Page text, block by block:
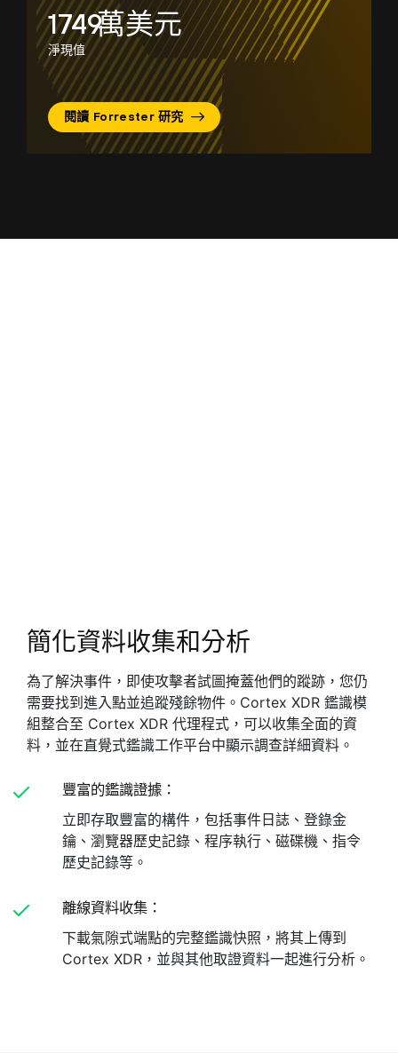
2614萬美元
淨現值
閱讀 Forrester 研究
簡化資料收集和分析
為了解決事件，即使攻擊者試圖掩蓋他們的蹤跡，您仍
需要找到進入點並追蹤殘餘物件。Cortex XDR 鑑識模
組整合至 Cortex XDR 代理程式，可以收集全面的資
料，並在直覺式鑑識工作平台中顯示調查詳細資料。
豐富的鑑識證據：
立即存取豐富的構件，包括事件日誌、登錄金
鑰、瀏覽器歷史記錄、程序執行、磁碟機、指令
歷史記錄等。
離線資料收集：
下載氣隙式端點的完整鑑識快照，將其上傳到
Cortex XDR，並與其他取證資料一起進行分析。